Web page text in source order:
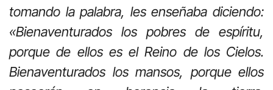
tomando la palabra, les enseñaba diciendo:
«Bienaventurados los pobres de espíritu,
porque de ellos es el Reino de los Cielos.
Bienaventurados los mansos, porque ellos